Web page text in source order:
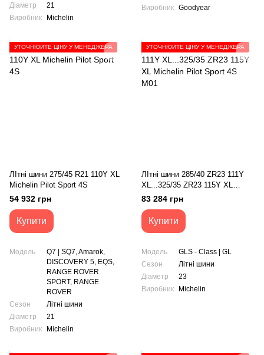
Діаметр
21
Виробник
Michelin
Виробник Goodyear
УТОЧНЮЙТЕ ЦІНУ У МЕНЕДЖЕРА
ЛІтні шини 275/45 R21 110Y XL
Michelin Pilot Sport 4S
54 932 грн
Купити
Модель
Q7 | SQ7, Amarok,
DISCOVERY 5, EQS,
RANGE ROVER
SPORT, RANGE
ROVER
Сезон
Літні шини
Діаметр
21
Виробник
Michelin
УТОЧНЮЙТЕ ЦІНУ У МЕНЕДЖЕРА
ЛІтні шини 285/40 ZR23 111Y
XL...325/35 ZR23 115Y XL
Michelin Pilot Sport 4S M01
83 284 грн
Купити
Модель
GLS - Class | GL
Сезон
Літні шини
Діаметр
23
Виробник
Michelin